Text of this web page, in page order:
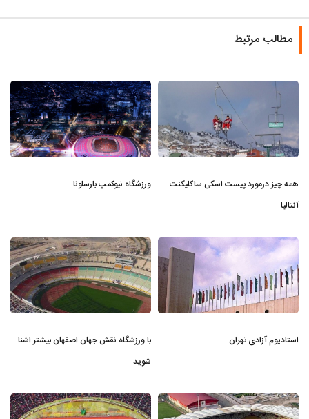
مطالب مرتبط
همه چیز درمورد پیست اسکی ساکلیکنت
آنتالیا
ورزشگاه نیوکمپ بارسلونا
استادیوم آزادی تهران
با ورزشگاه نقش جهان اصفهان بیشتر اشنا
شوید